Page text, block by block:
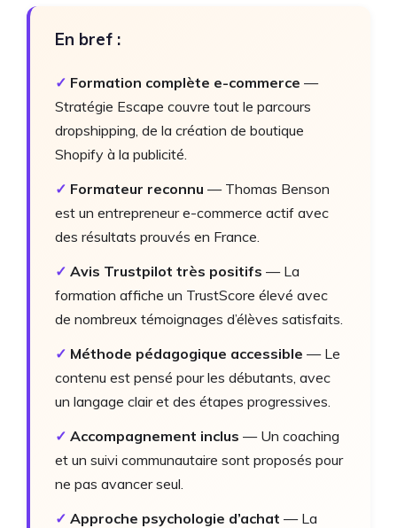
En bref :
✓ Formation complète e-commerce —
Stratégie Escape couvre tout le parcours
dropshipping, de la création de boutique
Shopify à la publicité.
✓ Formateur reconnu — Thomas Benson
est un entrepreneur e-commerce actif avec
des résultats prouvés en France.
✓ Avis Trustpilot très positifs — La
formation affiche un TrustScore élevé avec
de nombreux témoignages d’élèves satisfaits.
✓ Méthode pédagogique accessible — Le
contenu est pensé pour les débutants, avec
un langage clair et des étapes progressives.
✓ Accompagnement inclus — Un coaching
et un suivi communautaire sont proposés pour
ne pas avancer seul.
✓ Approche psychologie d’achat — La